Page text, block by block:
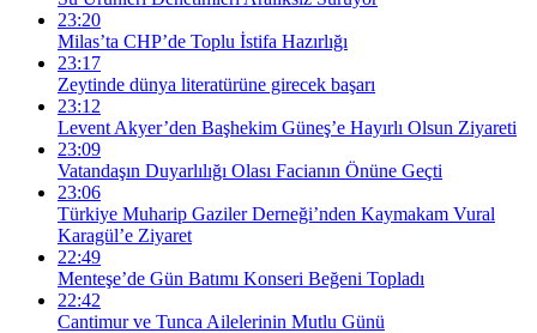
23:20
Milas’ta CHP’de Toplu İstifa Hazırlığı
23:17
Zeytinde dünya literatürüne girecek başarı
23:12
Levent Akyer’den Başhekim Güneş’e Hayırlı Olsun Ziyareti
23:09
Vatandaşın Duyarlılığı Olası Facianın Önüne Geçti
23:06
Türkiye Muharip Gaziler Derneği’nden Kaymakam Vural
Karagül’e Ziyaret
22:49
Menteşe’de Gün Batımı Konseri Beğeni Topladı
22:42
Cantimur ve Tunca Ailelerinin Mutlu Günü